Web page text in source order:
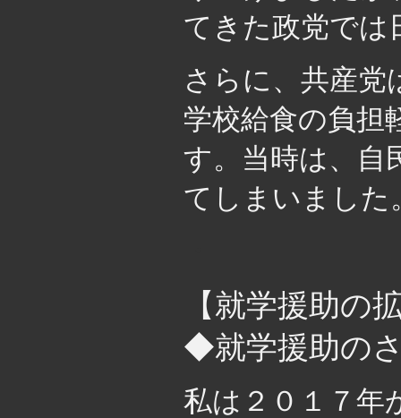
てきた政党では
さらに、共産党
学校給食の負担
す。当時は、自
てしまいました
【就学援助の
◆就学援助の
私は２０１７年